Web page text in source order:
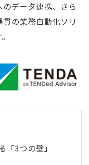
データ連携、さら
の業務自動化ソリ
「3つの壁」